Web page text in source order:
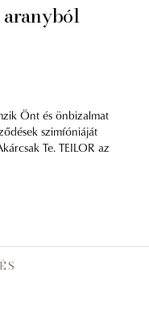
Önt és önbizalmat
szimfóniáját
Te. TEILOR az